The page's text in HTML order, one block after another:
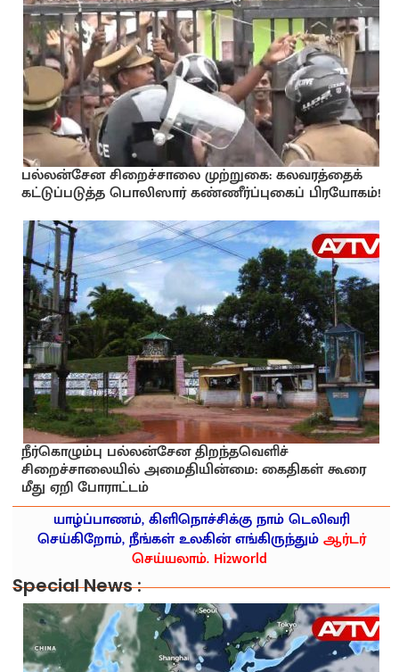
பல்லன்சேன சிறைச்சாலை முற்றுகை: கலவரத்தைக்
கட்டுப்படுத்த பொலிஸார் கண்ணீர்ப்புகைப் பிரயோகம்!
நீர்கொழும்பு பல்லன்சேன திறந்தவெளிச்
சிறைச்சாலையில் அமைதியின்மை: கைதிகள் கூரை
மீது ஏறி போராட்டம்
யாழ்ப்பாணம், கிளிநொச்சிக்கு நாம் டெலிவரி
செய்கிறோம், நீங்கள் உலகின் எங்கிருந்தும்ஆர்டர்
செய்யலாம். Hi2world
Special News :